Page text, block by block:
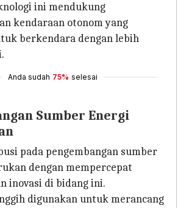
ini mendukung
kendaraan otonom yang
berkendara dengan lebih
Anda sudah 75% selesai
Sumber Energi
pada pengembangan sumber
dengan mempercepat
inovasi di bidang ini.
digunakan untuk merancang